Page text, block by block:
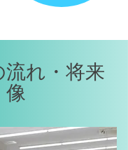
流れ・将来
像